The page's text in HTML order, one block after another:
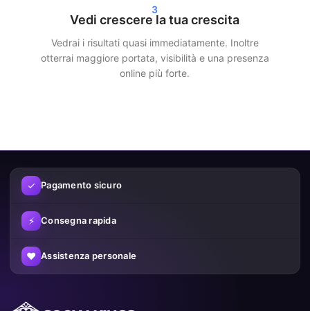
Più visibilità e credibilità sui social
media
Più follower e interazioni non solo migliorano l’aspetto del tuo
Aumentare la tua visibilità
Crescere più velocemente sui social media
Aumentare le tue possibilità di contenuti virali
3
Vedi crescere la tua crescita
Vedrai i risultati quasi immediatamente. Inoltre
otterrai maggiore portata, visibilità e una presenza
online più forte.
✓ Pagamento sicuro
⚡ Consegna rapida
♥ Assistenza personale